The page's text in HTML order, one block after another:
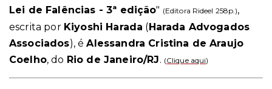
Lei de Falências - 3ª edição" (Editora Rideel 258p.),
escrita por Kiyoshi Harada (Harada Advogados
Associados), éAlessandra Cristina de Araujo
Coelho, do Rio de Janeiro/RJ. (Clique aqui)